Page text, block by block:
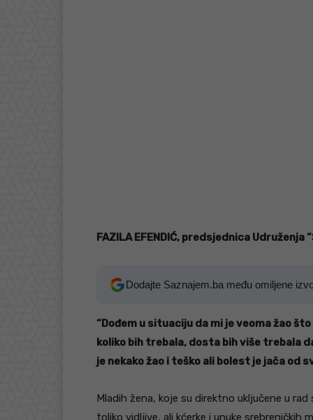
FAZILA EFENDIĆ, predsjednica Udruženja
Dodajte Saznajem.ba među omiljene
“Dođem u situaciju da mi je veoma žao
koliko bih trebala, dosta bih više trebala
je nekako žao i teško ali bolest je jača od
Mladih žena, koje su direktno uključene u
toliko vidljive, ali kćerke i unuke srebreničkih